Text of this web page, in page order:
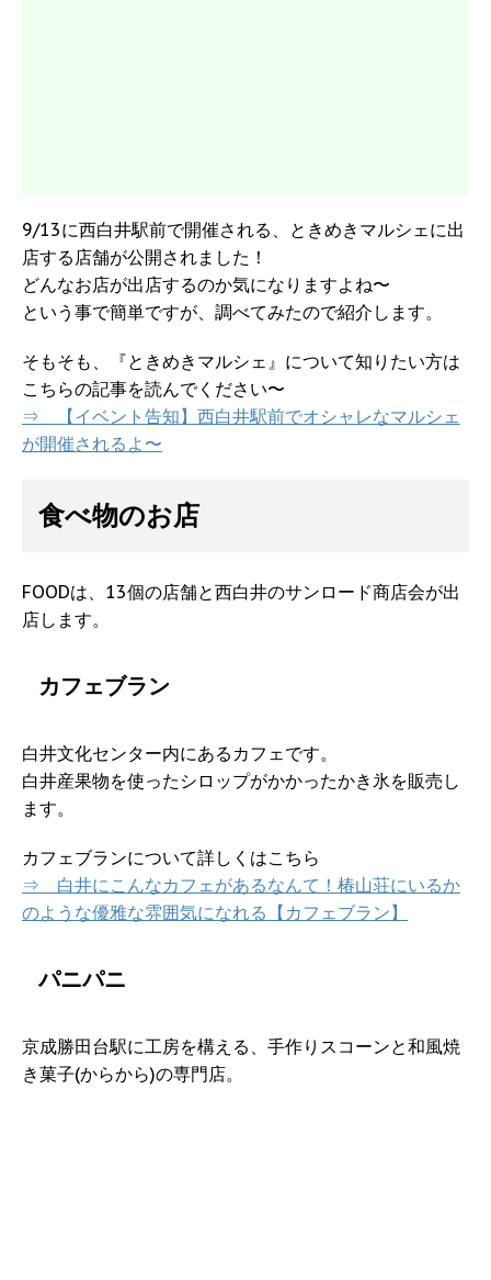
9/13に西白井駅前で開催される、ときめきマルシェに出
店する店舗が公開されました！
どんなお店が出店するのか気になりますよね〜
という事で簡単ですが、調べてみたので紹介します。
そもそも、『ときめきマルシェ』について知りたい方は
こちらの記事を読んでください〜
⇒ 【イベント告知】西白井駅前でオシャレなマルシェ
が開催されるよ〜
食べ物のお店
FOODは、13個の店舗と西白井のサンロード商店会が出
店します。
カフェブラン
白井文化センター内にあるカフェです。
白井産果物を使ったシロップがかかったかき氷を販売し
ます。
カフェブランについて詳しくはこちら
⇒ 白井にこんなカフェがあるなんて！椿山荘にいるか
のような優雅な雰囲気になれる【カフェブラン】
パニパニ
京成勝田台駅に工房を構える、手作りスコーンと和風焼
き菓子(からから)の専門店。